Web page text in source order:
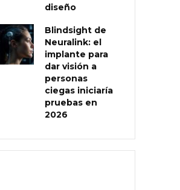
diseño
Blindsight de
Neuralink: el
implante para
dar visión a
personas
ciegas iniciaría
pruebas en
2026